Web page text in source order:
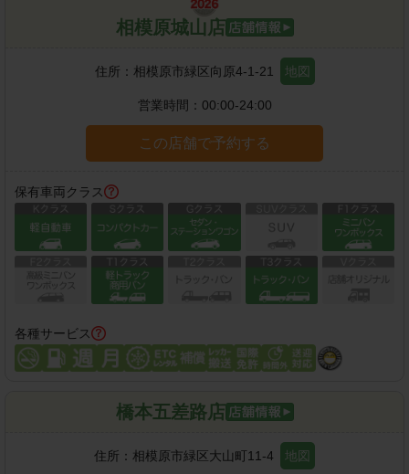
相模原城山店
住所： 相模原市緑区向原4-1-21 地図
営業時間： 00:00-24:00
この店舗で予約する
保有車両クラス
各種サービス
橋本五差路店
住所： 相模原市緑区大山町11-4 地図